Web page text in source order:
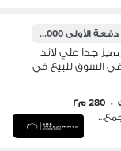
دفعة الأولى25,000,000 ج.م
جدا علي لاند
السوق للبيع في
• 280 م٢
كومباوند سيتي جيت، التجمع الخامس